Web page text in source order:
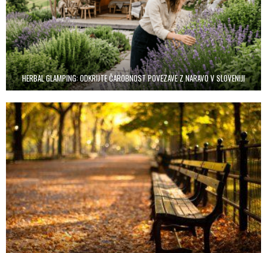
HERBAL GLAMPING: ODKRIJTE ČAROBNOST POVEZAVE Z NARAVO V SLOVENIJI